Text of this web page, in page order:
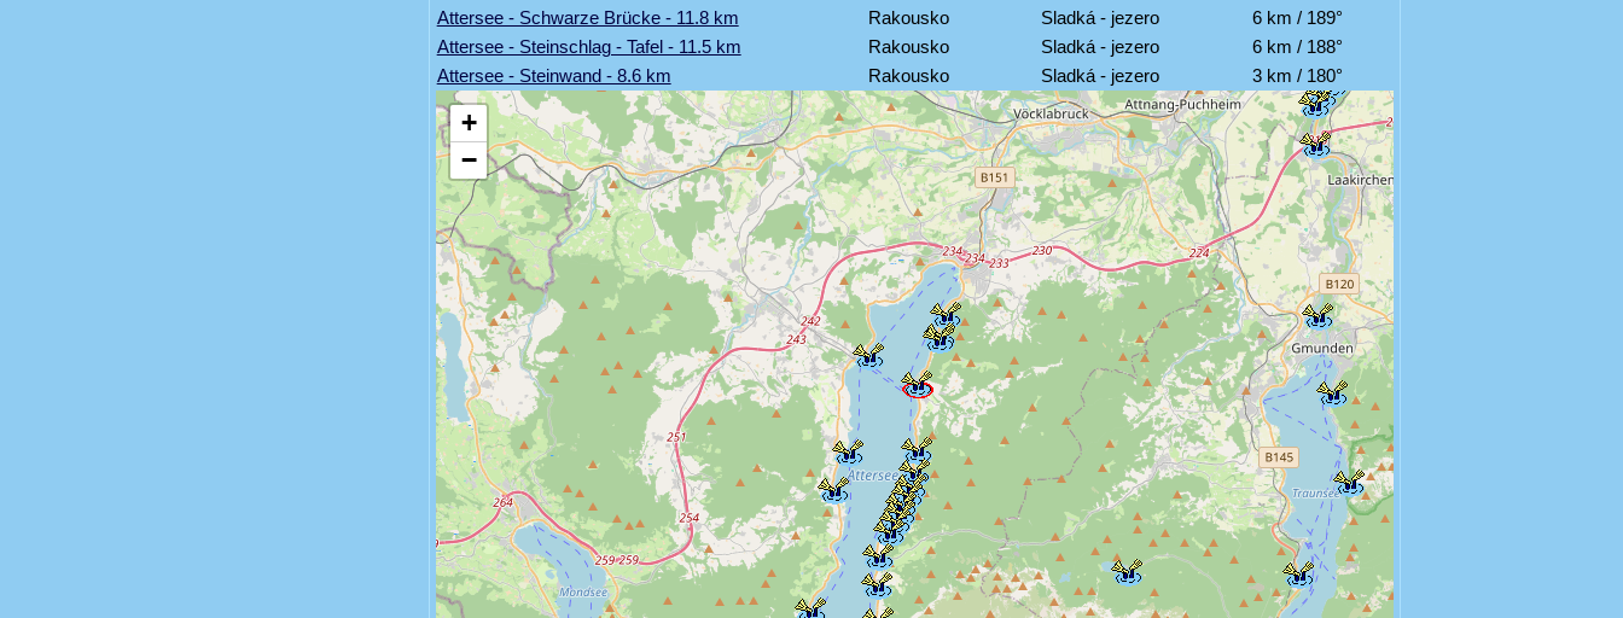
Attersee - Schwarze Brücke - 11.8 km
Rakousko Sladká - jezero
6 km / 189°
Attersee - Steinschlag - Tafel - 11.5 km
Rakousko Sladká - jezero
6 km / 188°
Attersee - Steinwand - 8.6 km
Rakousko Sladká - jezero 3 km / 180°